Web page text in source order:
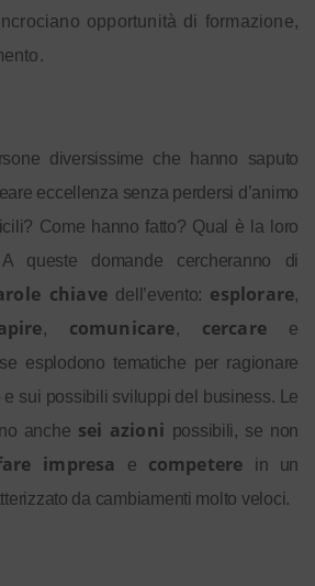
opportunità di formazione,
diversissime che hanno saputo
eccellenza senza perdersi d’animo
Come hanno fatto? Qual è la loro
queste domande cercheranno di
chiave dell’evento: esplorare,
, comunicare, cercare e
esplodono tematiche per ragionare
sui possibili sviluppi del business. Le
anche sei azioni possibili, se non
impresa e competere
in un
da cambiamenti molto veloci.